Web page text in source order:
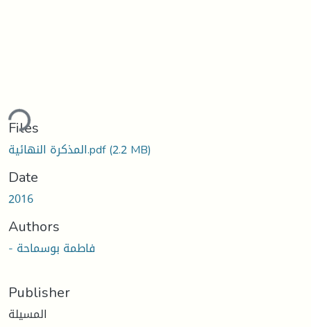
Files
المذكرة النهائية.pdf(2.2 MB)
Date
2016
Authors
- فاطمة بوسماحة
Publisher
المسيلة